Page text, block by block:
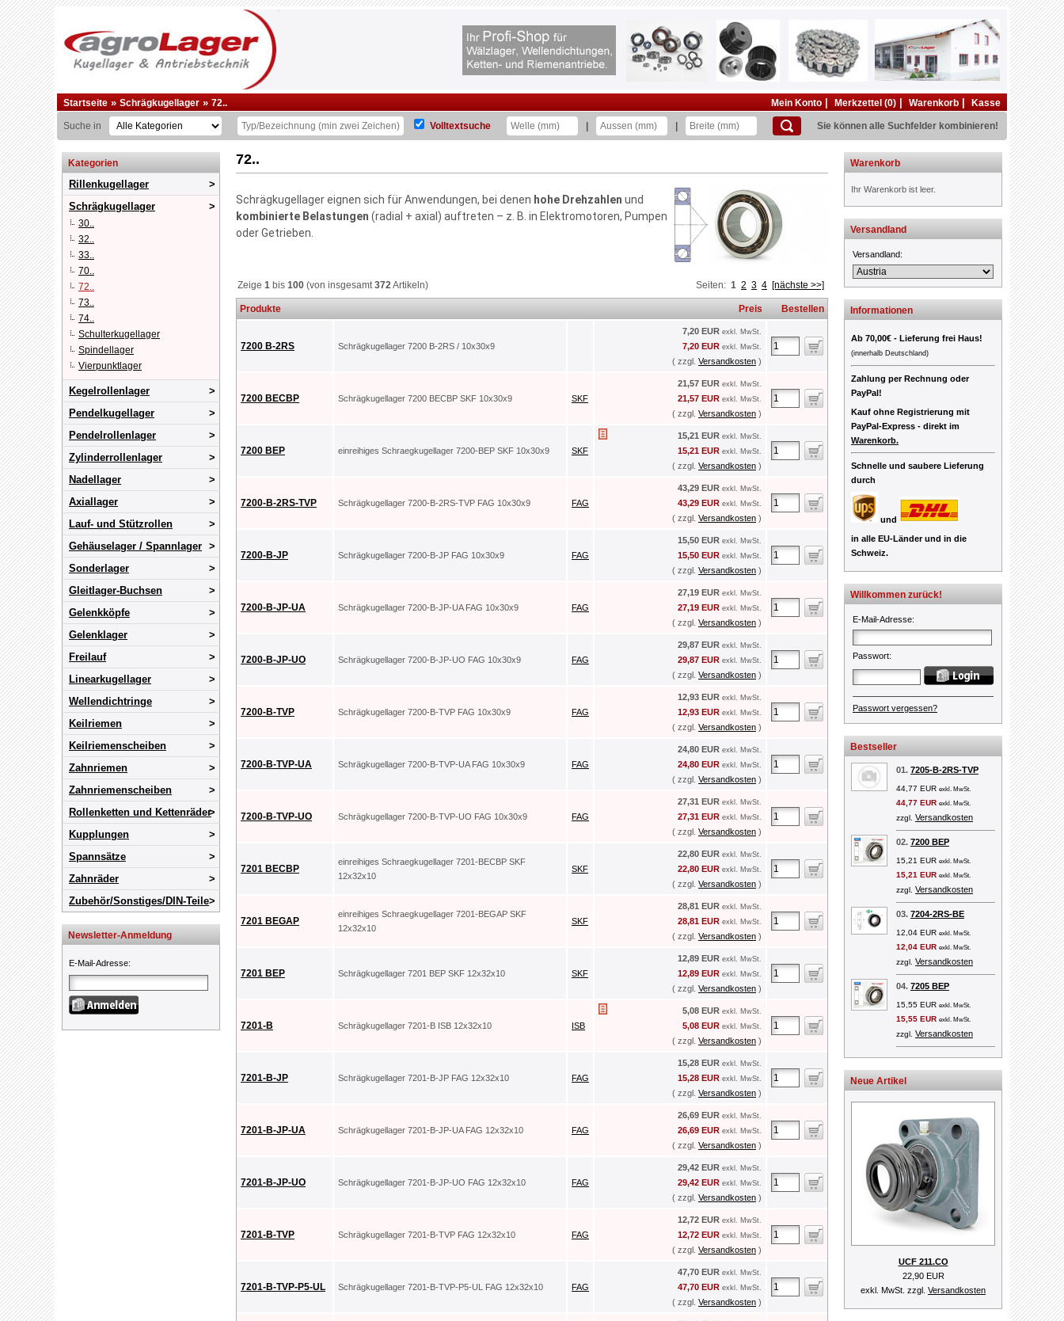
Startseite » Schrägkugellager » 72.. Mein Konto Merkzettel (0) Warenkorb Kasse
Suche in Volltextsuche Sie können alle Suchfelder kombinieren!
Kategorien
Rillenkugellager
Schrägkugellager
30..
32..
33..
70..
72..
73..
74..
Schulterkugellager
Spindellager
Vierpunktlager
Kegelrollenlager
Pendelkugellager
Pendelrollenlager
Zylinderrollenlager
Nadellager
Axiallager
Lauf- und Stützrollen
Gehäuselager / Spannlager
Sonderlager
Gleitlager-Buchsen
Gelenkköpfe
Gelenklager
Freilauf
Linearkugellager
Wellendichtringe
Keilriemen
Keilriemenscheiben
Zahnriemen
Zahnriemenscheiben
Rollenketten und Kettenräder
Kupplungen
Spannsätze
Zahnräder
Zubehör/Sonstiges/DIN-Teile
Newsletter-Anmeldung
E-Mail-Adresse:
72..
Schrägkugellager eignen sich für Anwendungen, bei denen hohe Drehzahlen und
kombinierte Belastungen (radial + axial) auftreten – z. B. in Elektromotoren, Pumpen
oder Getrieben.
Zeige 1 bis 100 (von insgesamt372Artikeln) Seiten: 1 2 3 4 [nächste >>]
Produkte Preis Bestellen
7200 B-2RS Schrägkugellager 7200 B-2RS / 10x30x9
7,20 EUR exkl. MwSt.
7,20 EUR exkl. MwSt.
( zzgl. Versandkosten )
7200 BECBP Schrägkugellager 7200 BECBP SKF 10x30x9 SKF
21,57 EUR exkl. MwSt.
21,57 EUR exkl. MwSt.
( zzgl. Versandkosten )
7200 BEP einreihiges Schraegkugellager 7200-BEP SKF 10x30x9 SKF
15,21 EUR exkl. MwSt.
15,21 EUR exkl. MwSt.
( zzgl. Versandkosten )
7200-B-2RS-TVP Schrägkugellager 7200-B-2RS-TVP FAG 10x30x9 FAG
43,29 EUR exkl. MwSt.
43,29 EUR exkl. MwSt.
( zzgl. Versandkosten )
7200-B-JP Schrägkugellager 7200-B-JP FAG 10x30x9 FAG
15,50 EUR exkl. MwSt.
15,50 EUR exkl. MwSt.
( zzgl. Versandkosten )
7200-B-JP-UA Schrägkugellager 7200-B-JP-UA FAG 10x30x9 FAG
27,19 EUR exkl. MwSt.
27,19 EUR exkl. MwSt.
( zzgl. Versandkosten )
7200-B-JP-UO Schrägkugellager 7200-B-JP-UO FAG 10x30x9 FAG
29,87 EUR exkl. MwSt.
29,87 EUR exkl. MwSt.
( zzgl. Versandkosten )
7200-B-TVP Schrägkugellager 7200-B-TVP FAG 10x30x9 FAG
12,93 EUR exkl. MwSt.
12,93 EUR exkl. MwSt.
( zzgl. Versandkosten )
7200-B-TVP-UA Schrägkugellager 7200-B-TVP-UA FAG 10x30x9 FAG
24,80 EUR exkl. MwSt.
24,80 EUR exkl. MwSt.
( zzgl. Versandkosten )
7200-B-TVP-UO Schrägkugellager 7200-B-TVP-UO FAG 10x30x9 FAG
27,31 EUR exkl. MwSt.
27,31 EUR exkl. MwSt.
( zzgl. Versandkosten )
7201 BECBP
einreihiges Schraegkugellager 7201-BECBP SKF
12x32x10
SKF
22,80 EUR exkl. MwSt.
22,80 EUR exkl. MwSt.
( zzgl. Versandkosten )
7201 BEGAP
einreihiges Schraegkugellager 7201-BEGAP SKF
12x32x10
SKF
28,81 EUR exkl. MwSt.
28,81 EUR exkl. MwSt.
( zzgl. Versandkosten )
7201 BEP Schrägkugellager 7201 BEP SKF 12x32x10 SKF
12,89 EUR exkl. MwSt.
12,89 EUR exkl. MwSt.
( zzgl. Versandkosten )
7201-B Schrägkugellager 7201-B ISB 12x32x10 ISB
5,08 EUR exkl. MwSt.
5,08 EUR exkl. MwSt.
( zzgl. Versandkosten )
7201-B-JP Schrägkugellager 7201-B-JP FAG 12x32x10 FAG
15,28 EUR exkl. MwSt.
15,28 EUR exkl. MwSt.
( zzgl. Versandkosten )
7201-B-JP-UA Schrägkugellager 7201-B-JP-UA FAG 12x32x10 FAG
26,69 EUR exkl. MwSt.
26,69 EUR exkl. MwSt.
( zzgl. Versandkosten )
7201-B-JP-UO Schrägkugellager 7201-B-JP-UO FAG 12x32x10 FAG
29,42 EUR exkl. MwSt.
29,42 EUR exkl. MwSt.
( zzgl. Versandkosten )
7201-B-TVP Schrägkugellager 7201-B-TVP FAG 12x32x10 FAG
12,72 EUR exkl. MwSt.
12,72 EUR exkl. MwSt.
( zzgl. Versandkosten )
7201-B-TVP-P5-UL Schrägkugellager 7201-B-TVP-P5-UL FAG 12x32x10 FAG
47,70 EUR exkl. MwSt.
47,70 EUR exkl. MwSt.
( zzgl. Versandkosten )
Warenkorb
Ihr Warenkorb ist leer.
Versandland
Versandland:
Informationen
Ab 70,00€ - Lieferung frei Haus!
(innerhalb Deutschland)
Zahlung per Rechnung oder
PayPal!
Kauf ohne Registrierung mit
PayPal-Express - direkt im
Warenkorb.
Schnelle und saubere Lieferung
durch
und
in alle EU-Länder und in die
Schweiz.
Willkommen zurück!
E-Mail-Adresse:
Passwort:
Passwort vergessen?
Bestseller
01. 7205-B-2RS-TVP
44,77 EUR exkl. MwSt.
44,77 EUR exkl. MwSt.
zzgl. Versandkosten
02. 7200 BEP
15,21 EUR exkl. MwSt.
15,21 EUR exkl. MwSt.
zzgl. Versandkosten
03. 7204-2RS-BE
12,04 EUR exkl. MwSt.
12,04 EUR exkl. MwSt.
zzgl. Versandkosten
04. 7205 BEP
15,55 EUR exkl. MwSt.
15,55 EUR exkl. MwSt.
zzgl. Versandkosten
Neue Artikel
UCF 211.CO
22,90 EUR
exkl. MwSt. zzgl. Versandkosten